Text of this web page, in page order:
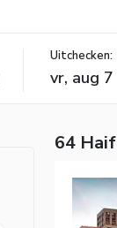
Uitchecken:
64